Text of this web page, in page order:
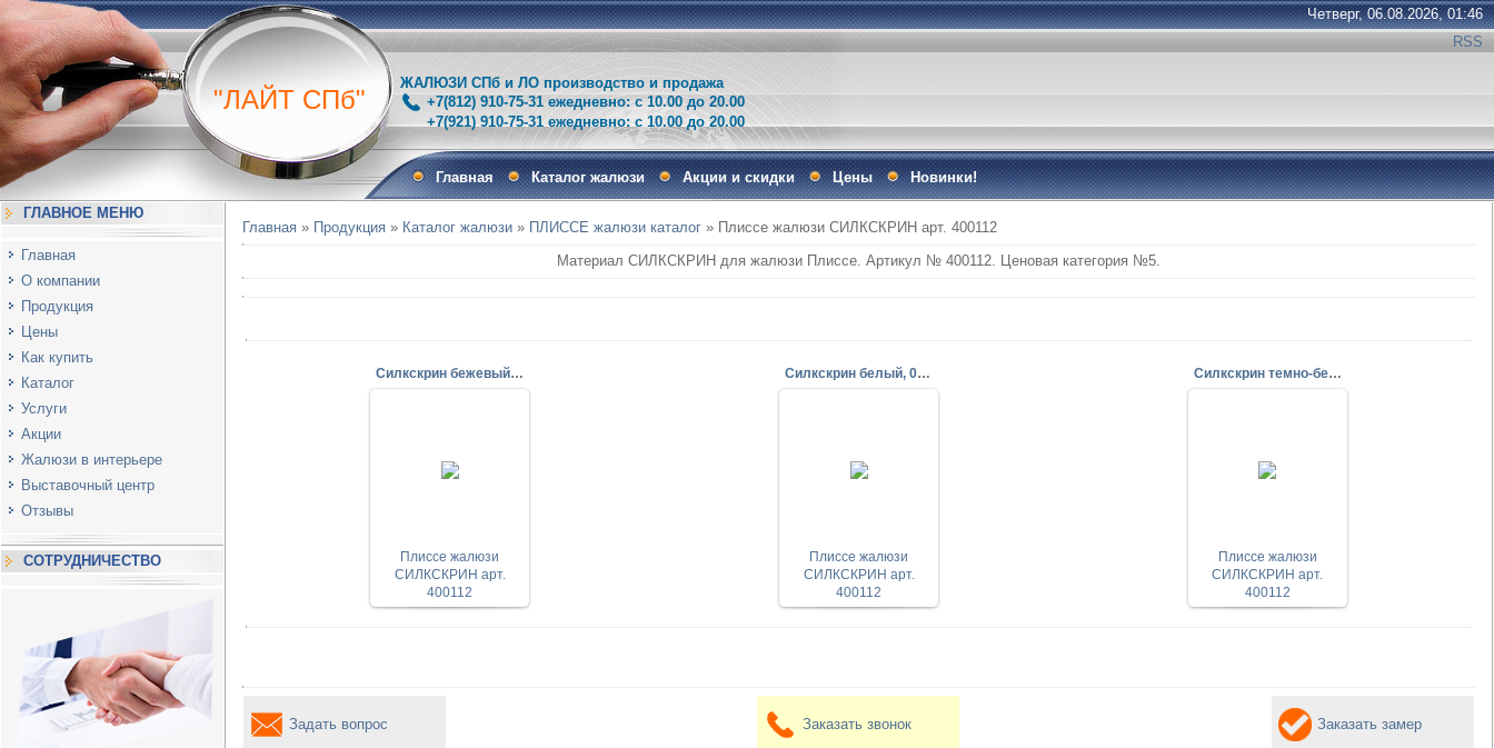
"ЛАЙТ СПб"
Четверг, 06.08.2026, 01:46
RSS
ЖАЛЮЗИ СПб и ЛО производство и продажа
+7(812) 910-75-31 ежедневно: с 10.00 до 20.00
+7(921) 910-75-31 ежедневно: с 10.00 до 20.00
Главная Каталог жалюзи Акции и скидки Цены Новинки!
ГЛАВНОЕ МЕНЮ
Главная
О компании
Продукция
Цены
Как купить
Каталог
Услуги
Акции
Жалюзи в интерьере
Выставочный центр
Отзывы
СОТРУДНИЧЕСТВО
Главная » Продукция » Каталог жалюзи » ПЛИССЕ жалюзи каталог » Плиссе жалюзи СИЛКСКРИН арт. 400112
Материал СИЛКСКРИН для жалюзи Плиссе. Артикул № 400112. Ценовая категория №5.
Силкскрин бежевый, 2406
Плиссе жалюзи
СИЛКСКРИН арт.
400112
Силкскрин белый, 0225
Плиссе жалюзи
СИЛКСКРИН арт.
400112
Силкскрин темно-бежевый, 2746
Плиссе жалюзи
СИЛКСКРИН арт.
400112
Задать вопрос Заказать звонок Заказать замер